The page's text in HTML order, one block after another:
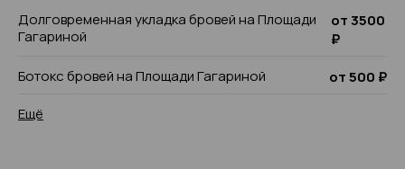
Долговременная укладка бровей на Площади
Гагариной
от 3500
₽
Ботокс бровей на Площади Гагариной
от 500 ₽
Ещё